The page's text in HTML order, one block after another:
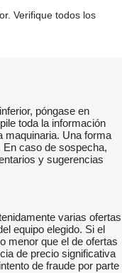
Verifique todos los
póngase en
toda la información
maquinaria. Una forma
caso de sospecha,
y sugerencias
varias ofertas
equipo elegido. Si el
menor que el de ofertas
de precio significativa
de fraude por parte